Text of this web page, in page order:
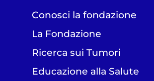
Conosci la fondazione
La Fondazione
Ricerca sui Tumori
Educazione alla Salute